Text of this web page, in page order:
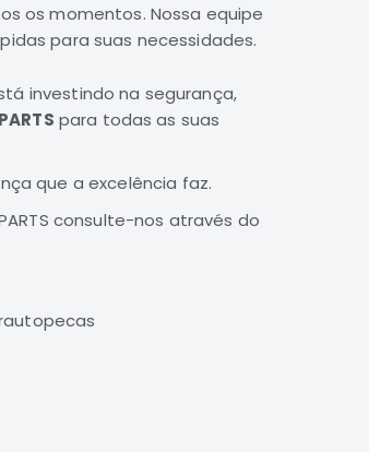
os momentos. Nossa equipe
para suas necessidades.
investindo na segurança,
para todas as suas
que a excelência faz.
consulte-nos através do